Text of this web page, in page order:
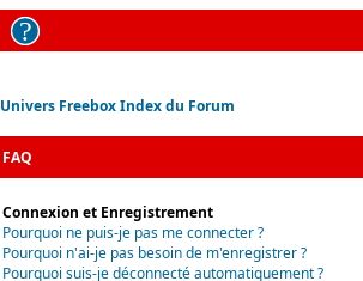
Univers Freebox Index du Forum
FAQ
Connexion et Enregistrement
Pourquoi ne puis-je pas me connecter ?
Pourquoi n'ai-je pas besoin de m'enregistrer ?
Pourquoi suis-je déconnecté automatiquement ?